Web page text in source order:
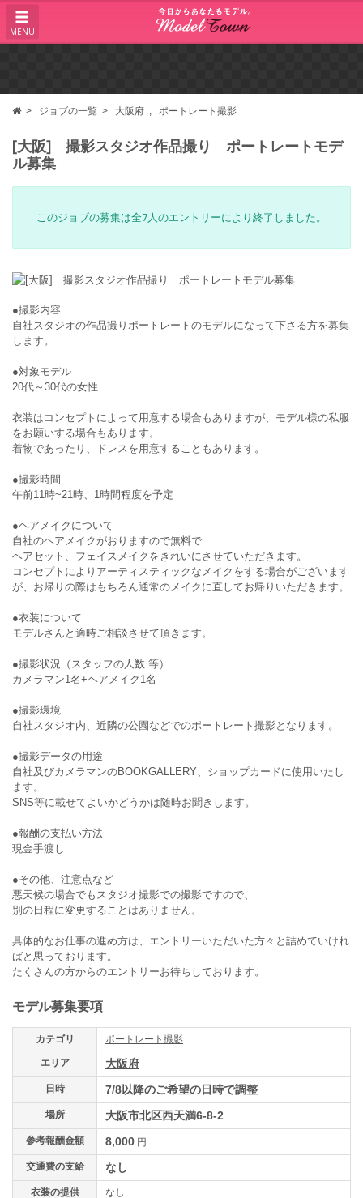
MENU
ジョブの一覧 大阪府 ポートレート撮影
[大阪] 撮影スタジオ作品撮り ポートレートモデ
ル募集
このジョブの募集は全7人のエントリーにより終了しました。
●撮影内容
自社スタジオの作品撮りポートレートのモデルになって下さる方を募集
します。
●対象モデル
20代～30代の女性
衣装はコンセプトによって用意する場合もありますが、モデル様の私服
をお願いする場合もあります。
着物であったり、ドレスを用意することもあります。
●撮影時間
午前11時~21時、1時間程度を予定
●ヘアメイクについて
自社のヘアメイクがおりますので無料で
ヘアセット、フェイスメイクをきれいにさせていただきます。
コンセプトによりアーティスティックなメイクをする場合がございます
が、お帰りの際はもちろん通常のメイクに直してお帰りいただきます。
●衣装について
モデルさんと適時ご相談させて頂きます。
●撮影状況（スタッフの人数 等）
カメラマン1名+ヘアメイク1名
●撮影環境
自社スタジオ内、近隣の公園などでのポートレート撮影となります。
●撮影データの用途
自社及びカメラマンのBOOKGALLERY、ショップカードに使用いたし
ます。
SNS等に載せてよいかどうかは随時お聞きします。
●報酬の支払い方法
現金手渡し
●その他、注意点など
悪天候の場合でもスタジオ撮影での撮影ですので、
別の日程に変更することはありません。
具体的なお仕事の進め方は、エントリーいただいた方々と詰めていけれ
ばと思っております。
たくさんの方からのエントリーお待ちしております。
モデル募集要項
カテゴリ ポートレート撮影
エリア 大阪府
日時 7/8以降のご希望の日時で調整
場所 大阪市北区西天満6-8-2
参考報酬金額 8,000 円
交通費の支給 なし
衣装の提供 なし